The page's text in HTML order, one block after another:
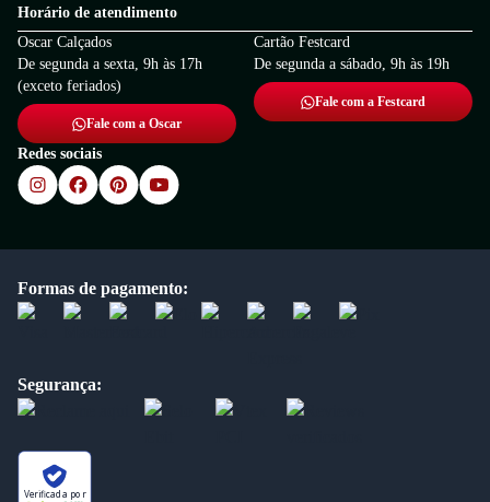
Horário de atendimento
Oscar Calçados
De segunda a sexta, 9h às 17h
(exceto feriados)
Fale com a Oscar
Cartão Festcard
De segunda a sábado, 9h às 19h
Fale com a Festcard
Redes sociais
Formas de pagamento:
Segurança:
Verificada por